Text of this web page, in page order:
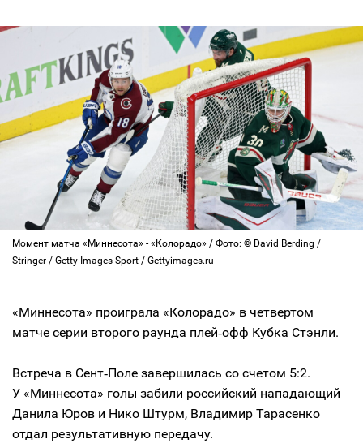
Момент матча «Миннесота» - «Колорадо» / Фото: © David Berding /
Stringer / Getty Images Sport / Gettyimages.ru
«Миннесота» проиграла «Колорадо» в четвертом
матче серии второго раунда плей‑офф Кубка Стэнли.
Встреча в Сент‑Поле завершилась со счетом 5:2.
У «Миннесота» голы забили российский нападающий
Данила Юров и Нико Штурм, Владимир Тарасенко
отдал результативную передачу.